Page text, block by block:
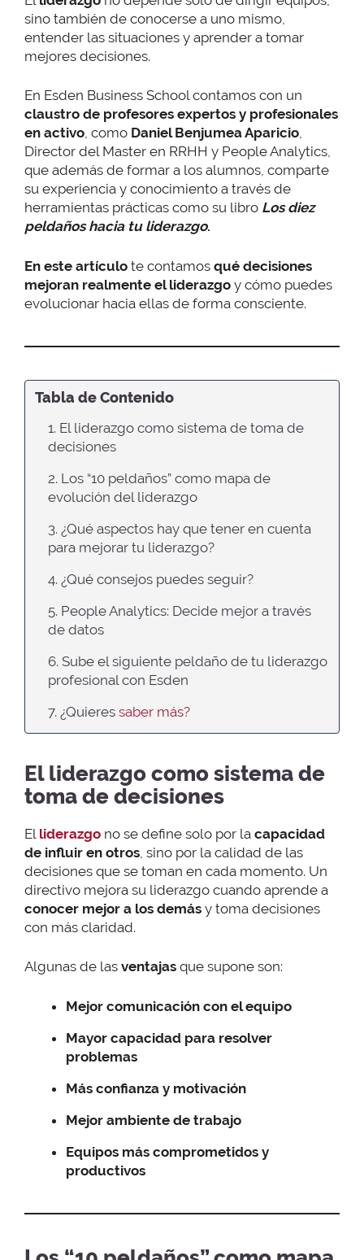
sino también de conocerse a uno mismo,
entender las situaciones y aprender a tomar
mejores decisiones.
En Esden Business School contamos con un
claustro de profesores expertos y profesionales
en activo, como Daniel Benjumea Aparicio,
Director del Master en RRHH y People Analytics,
que además de formar a los alumnos, comparte
su experiencia y conocimiento a través de
herramientas prácticas como su libro Los diez
peldaños hacia tu liderazgo.
En este artículo te contamos qué decisiones
mejoran realmente el liderazgo y cómo puedes
evolucionar hacia ellas de forma consciente.
Tabla de Contenido
1. El liderazgo como sistema de toma de
decisiones
2. Los “10 peldaños” como mapa de
evolución del liderazgo
3. ¿Qué aspectos hay que tener en cuenta
para mejorar tu liderazgo?
4. ¿Qué consejos puedes seguir?
5. People Analytics: Decide mejor a través
de datos
6. Sube el siguiente peldaño de tu liderazgo
profesional con Esden
7. ¿Quieres saber más?
El liderazgo como sistema de
toma de decisiones
El liderazgo no se define solo por la capacidad
de influir en otros , sino por la calidad de las
decisiones que se toman en cada momento. Un
directivo mejora su liderazgo cuando aprende a
conocer mejor a los demás y toma decisiones
con más claridad.
Algunas de las ventajas que supone son:
Mejor comunicación con el equipo
Mayor capacidad para resolver
problemas
Más confianza y motivación
Mejor ambiente de trabajo
Equipos más comprometidos y
productivos